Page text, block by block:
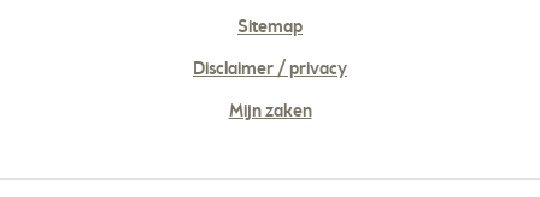
Sitemap
Disclaimer / privacy
Mijn zaken